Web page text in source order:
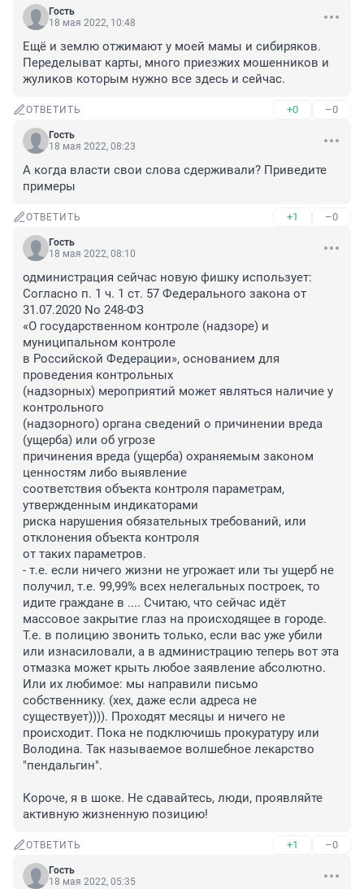
Гость
18 мая 2022, 10:48
Ещё и землю отжимают у моей мамы и сибиряков.
Переделыват карты, много приезжих мошенников и
жуликов которым нужно все здесь и сейчас.
ОТВЕТИТЬ +0 –0
Гость
18 мая 2022, 08:23
А когда власти свои слова сдерживали? Приведите
примеры
ОТВЕТИТЬ +1 –0
Гость
18 мая 2022, 08:10
одминистрация сейчас новую фишку использует:
Согласно п. 1 ч. 1 ст. 57 Федерального закона от
31.07.2020 No 248-ФЗ
«О государственном контроле (надзоре) и
муниципальном контроле
в Российской Федерации», основанием для
проведения контрольных
(надзорных) мероприятий может являться наличие у
контрольного
(надзорного) органа сведений о причинении вреда
(ущерба) или об угрозе
причинения вреда (ущерба) охраняемым законом
ценностям либо выявление
соответствия объекта контроля параметрам,
утвержденным индикаторами
риска нарушения обязательных требований, или
отклонения объекта контроля
от таких параметров.
- т.е. если ничего жизни не угрожает или ты ущерб не
получил, т.е. 99,99% всех нелегальных построек, то
идите граждане в .... Считаю, что сейчас идёт
массовое закрытие глаз на происходящее в городе.
Т.е. в полицию звонить только, если вас уже убили
или изнасиловали, а в администрацию теперь вот эта
отмазка может крыть любое заявление абсолютно.
Или их любимое: мы направили письмо
собственнику. (хех, даже если адреса не
существует)))). Проходят месяцы и ничего не
происходит. Пока не подключишь прокуратуру или
Володина. Так называемое волшебное лекарство
"пендальгин".
Короче, я в шоке. Не сдавайтесь, люди, проявляйте
активную жизненную позицию!
ОТВЕТИТЬ +1 –0
Гость
18 мая 2022, 05:35